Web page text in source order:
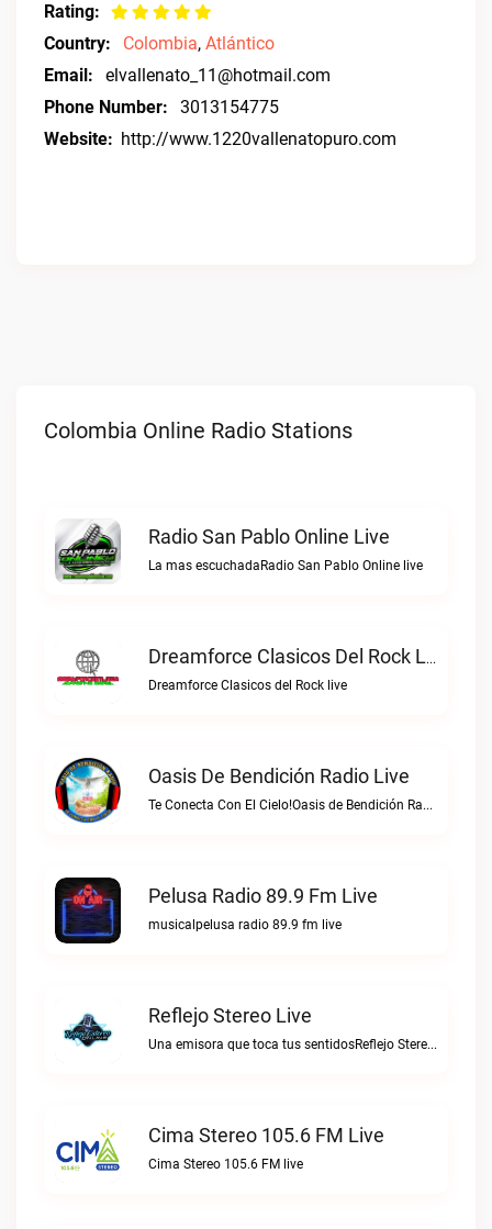
Rating:
Country:
Colombia, Atlántico
Email:
elvallenato_11@hotmail.com
Phone Number:
3013154775
Website: http://www.1220vallenatopuro.com
Colombia Online Radio Stations
Radio San Pablo Online Live
La mas escuchadaRadio San Pablo Online live
Dreamforce Clasicos Del Rock Live
Dreamforce Clasicos del Rock live
Oasis De Bendición Radio Live
Te Conecta Con El Cielo!Oasis de Bendición Radio live
Pelusa Radio 89.9 Fm Live
musicalpelusa radio 89.9 fm live
Reflejo Stereo Live
Una emisora que toca tus sentidosReflejo Stereo live
Cima Stereo 105.6 FM Live
Cima Stereo 105.6 FM live